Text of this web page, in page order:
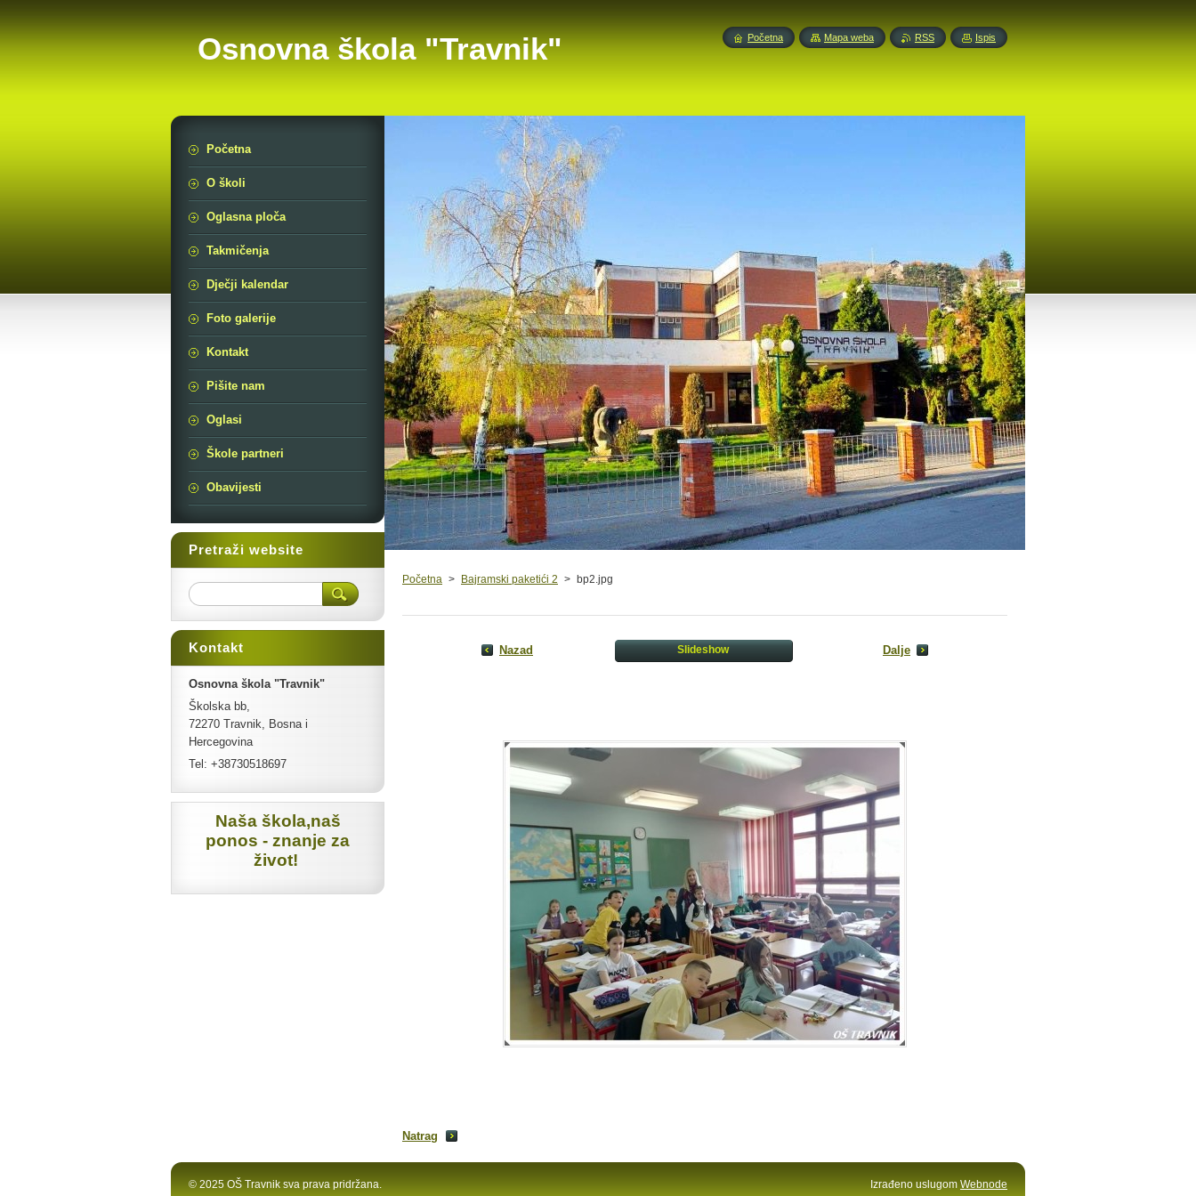
Osnovna škola "Travnik"
Početna > Bajramski paketići 2 > bp2.jpg
Nazad Slideshow Dalje
Natrag
Početna
O školi
Oglasna ploča
Takmičenja
Dječji kalendar
Foto galerije
Kontakt
Pišite nam
Oglasi
Škole partneri
Obavijesti
Pretraži website
Kontakt
Osnovna škola "Travnik"
Školska bb,
72270 Travnik, Bosna i
Hercegovina
Tel: +38730518697
Naša škola,naš
ponos - znanje za
život!
© 2025 OŠ Travnik sva prava pridržana. Izrađeno uslugom Webnode
Početna Mapa weba RSS Ispis